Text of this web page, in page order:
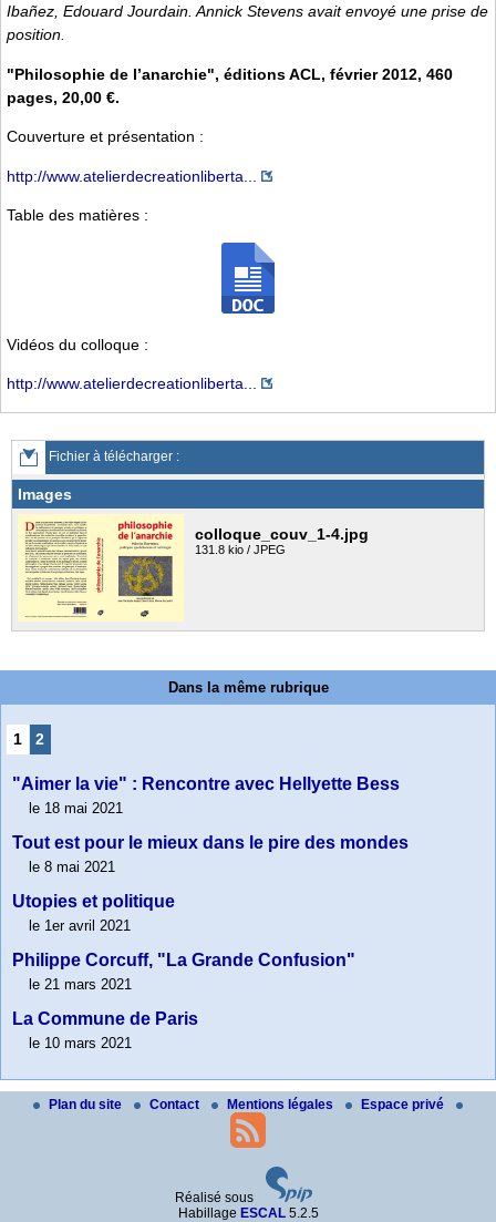
Ibañez, Edouard Jourdain. Annick Stevens avait envoyé une prise de
position.
"Philosophie de l’anarchie", éditions ACL, février 2012, 460
pages, 20,00 €.
Couverture et présentation :
http://www.atelierdecreationliberta...
Table des matières :
Vidéos du colloque :
http://www.atelierdecreationliberta...
Fichier à télécharger :
Images
colloque_couv_1-4.jpg
131.8 kio / JPEG
Dans la même rubrique
1 2
"Aimer la vie" : Rencontre avec Hellyette Bess
le 18 mai 2021
Tout est pour le mieux dans le pire des mondes
le 8 mai 2021
Utopies et politique
le 1er avril 2021
Philippe Corcuff, "La Grande Confusion"
le 21 mars 2021
La Commune de Paris
le 10 mars 2021
Plan du site Contact Mentions légales Espace privé
Réalisé sous
Habillage ESCAL5.2.5